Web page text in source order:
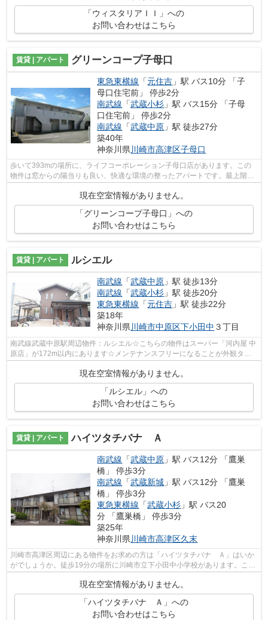
「ウィスタリアＩＩ」への
お問い合わせはこちら
賃貸 | アパート グリーンコープ子母口
東急東横線 「元住吉 」駅 バス10分 「子
母口住宅前」 停歩2分
南武線 「武蔵小杉 」駅 バス15分 「子母
口住宅前」 停歩2分
南武線 「武蔵中原 」駅 徒歩27分
築40年
神奈川県川崎市高津区子母口
歩いて393mの場所に、ライフコーポレーション子母口店があります。この
物件は窓からの陽当りも良い、快適な環境の整ったアパートです。最上階の
現在空室情報がありません。
「グリーンコープ子母口」への
お問い合わせはこちら
賃貸 | アパート ルシエル
南武線 「武蔵中原 」駅 徒歩13分
南武線 「武蔵小杉 」駅 徒歩20分
東急東横線 「元住吉 」駅 徒歩22分
築18年
神奈川県川崎市中原区下小田中 ３丁目
南武線武蔵中原駅周辺物件：ルシエル☆こちらの物件はスーパー「河内屋 中
原店」が172m以内にあります☆メンテナンスフリーになることが外観タイ
現在空室情報がありません。
「ルシエル」への
お問い合わせはこちら
賃貸 | アパート ハイツタチバナ Ａ
南武線 「武蔵中原 」駅 バス12分 「鷹巣
橋」 停歩3分
南武線 「武蔵新城 」駅 バス12分 「鷹巣
橋」 停歩3分
東急東横線 「武蔵小杉 」駅 バス20
分 「鷹巣橋」 停歩3分
築25年
神奈川県 川崎市高津区久末
川崎市高津区周辺にある物件をお求めの方は「ハイツタチバナ Ａ」はいか
がでしょうか。徒歩19分の場所に川崎市立下小田中小学校があります。こち
らの物件はアパートです。こちらは初...
現在空室情報がありません。
「ハイツタチバナ Ａ」への
お問い合わせはこちら